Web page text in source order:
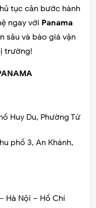
tục cản bước hành
ngay với Panama
sâu và báo giá vận
trường!
Huy Du, Phường Từ
phố 3, An Khánh,
Hà Nội – Hồ Chí